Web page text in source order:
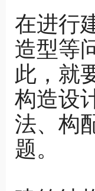
在进行
造型等
此，就
构造设
法、构
题。